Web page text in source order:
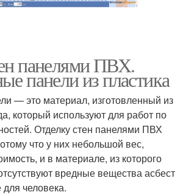
панелями ПВХ.
панели из пластика
— это материал, изготовленный из
который используют для работ по
Отделку стен панелями ПВХ
что у них небольшой вес,
и в материале, из которого
вредные вещества асбест
человека.